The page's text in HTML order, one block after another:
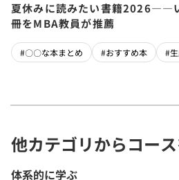
夏休みに読みたい書籍2026――
冊をMBA教員が推薦
#〇〇な本まとめ #おすすめ本 #
他カテゴリからコー
体系的に学ぶ